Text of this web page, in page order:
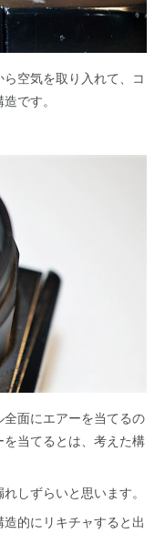
空気を取り入れて、コ
です。
面にエアーを当てるの
当てるとは、考えた構
しずらいと思います。
造的にリキチャすると出